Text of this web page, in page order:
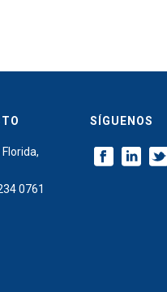
0761
SÍGUENOS